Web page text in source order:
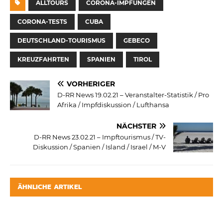
ALLTOURS CORONA-IMPFUNGEN
CORONA-TESTS CUBA
DEUTSCHLAND-TOURISMUS GEBECO
KREUZFAHRTEN SPANIEN TIROL
VORHERIGER
D-RR News 19.02.21 – Veranstalter-Statistik / Pro
Afrika / Impfdiskussion / Lufthansa
NÄCHSTER
D-RR News 23.02.21 – Impftourismus / TV-
Diskussion / Spanien / Island / Israel / M-V
ÄHNLICHE ARTIKEL